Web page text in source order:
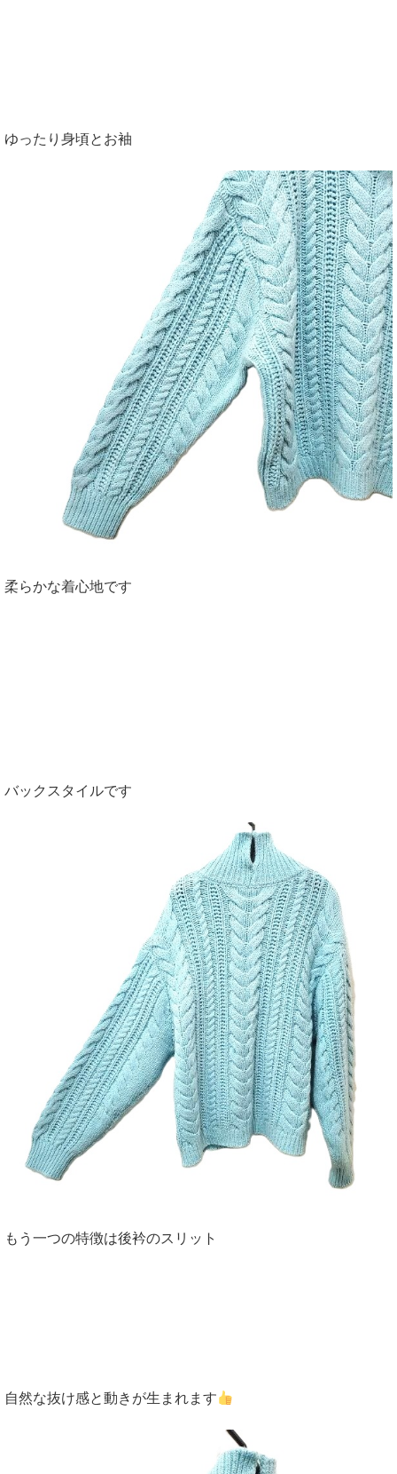
ゆったり身頃とお袖
柔らかな着心地です
バックスタイルです
もう一つの特徴は後衿のスリット
自然な抜け感と動きが生まれます